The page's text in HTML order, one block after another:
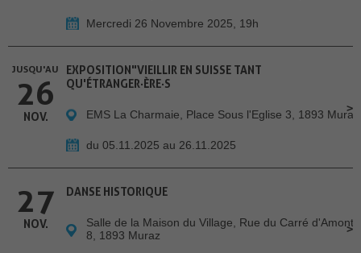
Mercredi 26 Novembre 2025, 19h
JUSQU'AU
26
NOV.
EXPOSITION"VIEILLIR EN SUISSE TANT
QU'ÉTRANGER·ÈRE·S
EMS La Charmaie, Place Sous l'Eglise 3, 1893 Muraz
du 05.11.2025 au 26.11.2025
27
NOV.
DANSE HISTORIQUE
Salle de la Maison du Village, Rue du Carré d'Amont
8, 1893 Muraz